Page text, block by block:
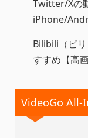
Twitter/Xの
iPhone/
Bilibili（ビ
すすめ【高画
VideoGo All-